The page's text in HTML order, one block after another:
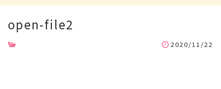
open-file2
2020/11/22